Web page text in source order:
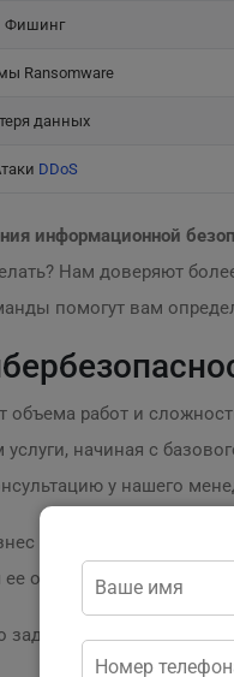
Фишинг
Ransomware
данных
DDoS
информационной
Нам доверяют
помогут вам
объема работ и
начиная с
у нашего
от киберугроз!
обеспечения.
задаваемые вопросы: